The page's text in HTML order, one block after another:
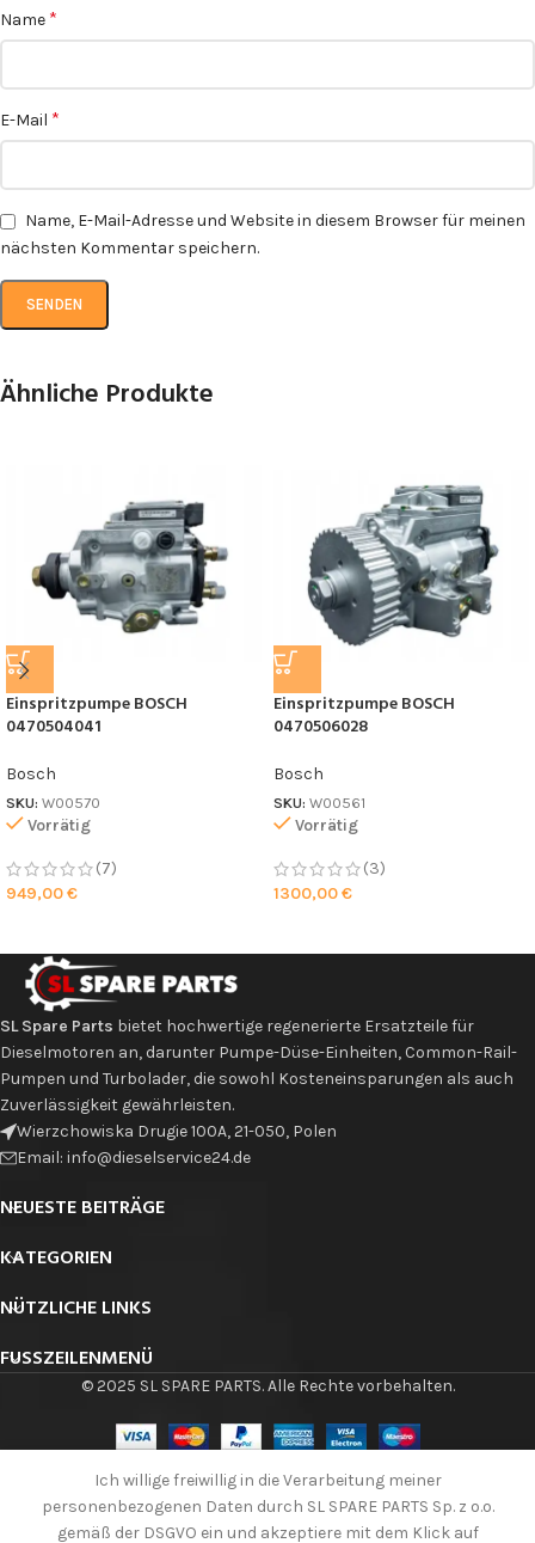
Name *
E-Mail *
Name, E-Mail-Adresse und Website in diesem Browser für meinen
nächsten Kommentar speichern.
Ähnliche Produkte
Einspritzpumpe BOSCH
0470504041
Bosch
SKU: W00570
Vorrätig
(7)
949,00€
Einspritzpumpe BOSCH
0470506028
Bosch
SKU: W00561
Vorrätig
(3)
1300,00€
SL Spare Parts bietet hochwertige regenerierte Ersatzteile für
Dieselmotoren an, darunter Pumpe-Düse-Einheiten, Common-Rail-
Pumpen und Turbolader, die sowohl Kosteneinsparungen als auch
Zuverlässigkeit gewährleisten.
Wierzchowiska Drugie 100A, 21-050, Polen
Email: info@dieselservice24.de
NEUESTE BEITRÄGE
KATEGORIEN
NÜTZLICHE LINKS
FUSSZEILENMENÜ
© 2025 SL SPARE PARTS. Alle Rechte vorbehalten.
Ich willige freiwillig in die Verarbeitung meiner
personenbezogenen Daten durch SL SPARE PARTS Sp. z o.o.
gemäß der DSGVO ein und akzeptiere mit dem Klick auf
Hochdruckpumpe
0445010140
BOSCH
465,00€